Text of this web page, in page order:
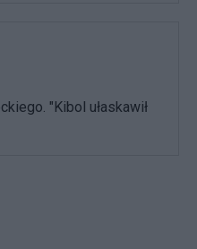
"Kibol ułaskawił